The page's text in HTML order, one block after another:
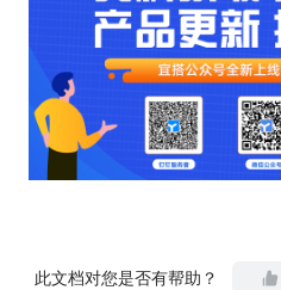
此文档对您是否有帮助？